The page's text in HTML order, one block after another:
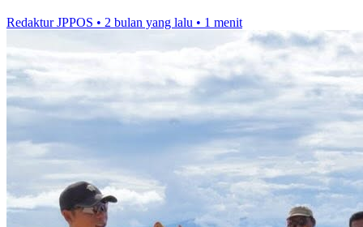
Redaktur JPPOS • 2 bulan yang lalu • 1 menit